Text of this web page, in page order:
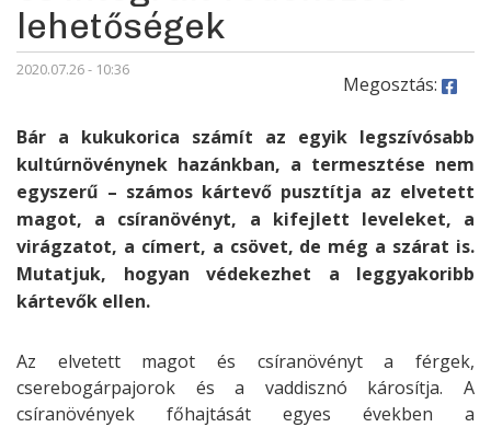
lehetőségek
2020.07.26 - 10:36
Megosztás:
Bár a kukukorica számít az egyik legszívósabb
kultúrnövénynek hazánkban, a termesztése nem
egyszerű – számos kártevő pusztítja az elvetett
magot, a csíranövényt, a kifejlett leveleket, a
virágzatot, a címert, a csövet, de még a szárat is.
Mutatjuk, hogyan védekezhet a leggyakoribb
kártevők ellen.
Az elvetett magot és csíranövényt a férgek,
cserebogárpajorok és a vaddisznó károsítja. A
csíranövények főhajtását egyes években a